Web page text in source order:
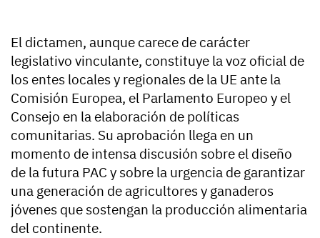
El dictamen, aunque carece de carácter
legislativo vinculante, constituye la voz oficial de
los entes locales y regionales de la UE ante la
Comisión Europea, el Parlamento Europeo y el
Consejo en la elaboración de políticas
comunitarias. Su aprobación llega en un
momento de intensa discusión sobre el diseño
de la futura PAC y sobre la urgencia de garantizar
una generación de agricultores y ganaderos
jóvenes que sostengan la producción alimentaria
del continente.